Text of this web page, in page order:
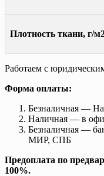
Плотность ткани, г/
Работаем с
Форма оплаты:
Безналичная — На
Наличная — в
Безналичная —
МИР, СПБ
Предоплата по
100%.